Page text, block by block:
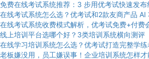
免费在线考试系统推荐：3 步用优考试快速发布
在线考试系统怎么选？优考试和2款友商产品 AI
在线考试系统收费模式解析，优考试免费+付费
线上培训平台选哪个好？3类培训系统横向测评
在线学习培训系统怎么选？优考试打造完整学
老板嫌没用，员工嫌误事！企业培训系统怎样才